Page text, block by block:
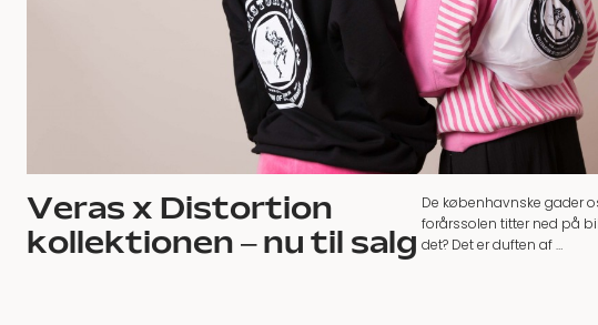
Veras x Distortion
kollektionen – nu til salg
De københavnske gader
forårssolen titter ned på
det? Det er duften af …